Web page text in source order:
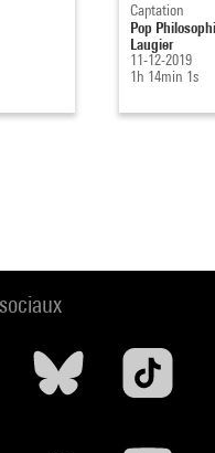
Captation
Pop
Laugier
11-12-2019
1h 14min 1s